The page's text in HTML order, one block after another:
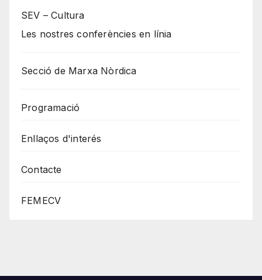
SEV – Cultura
Les nostres conferències en línia
Secció de Marxa Nòrdica
Programació
Enllaços d'interés
Contacte
FEMECV